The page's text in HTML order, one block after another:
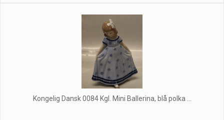
Kongelig Dansk 0084 Kgl. Mini Ballerina, blå polka ...